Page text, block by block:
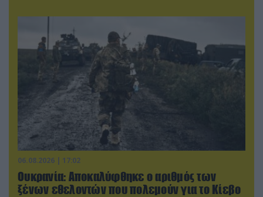
06.08.2026 | 17:02
Ουκρανία: Αποκαλύφθηκε ο αριθμός των
ξένων εθελοντών που πολεμούν για το Κίεβο